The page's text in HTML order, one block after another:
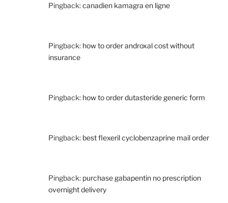
Pingback:canadien kamagra en ligne
Pingback: how to order androxal cost without
insurance
Pingback: how to order dutasteride generic form
Pingback: best flexeril cyclobenzaprine mail order
Pingback: purchase gabapentin no prescription
overnight delivery